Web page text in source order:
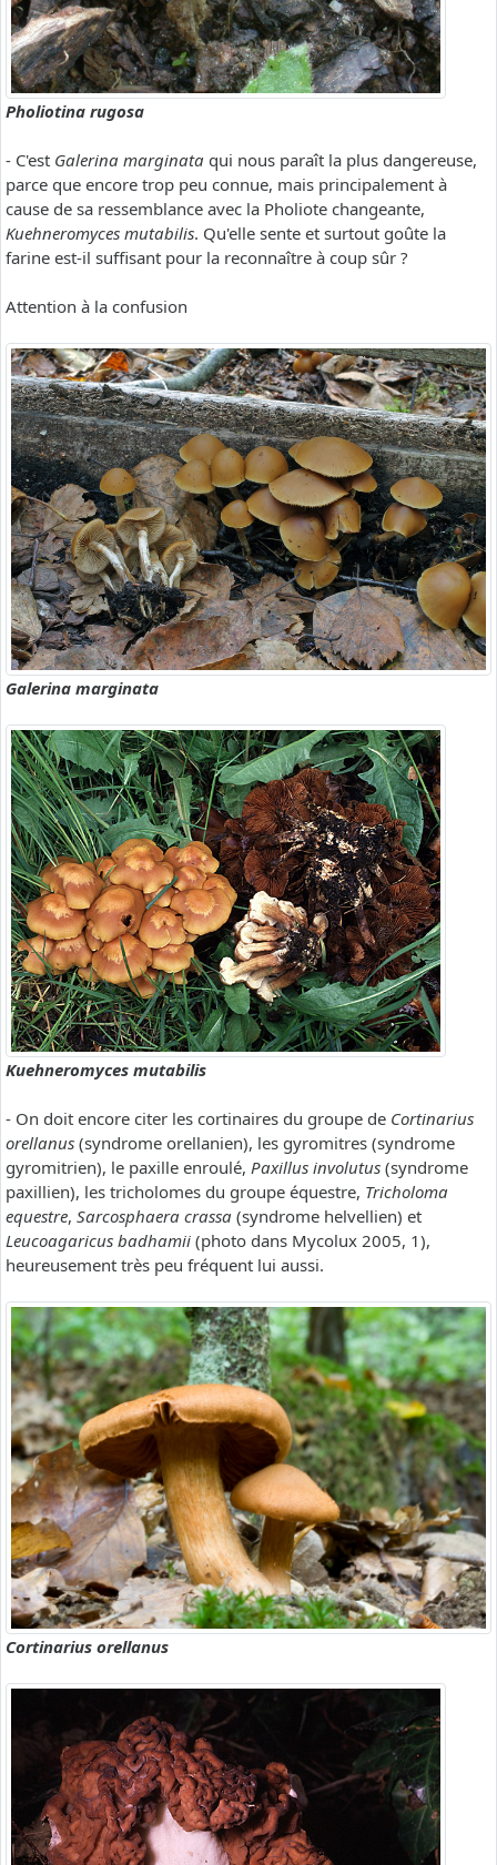
Pholiotina rugosa
- C'est Galerina marginata qui nous paraît la plus dangereuse,
parce que encore trop peu connue, mais principalement à
cause de sa ressemblance avec la Pholiote changeante,
Kuehneromyces mutabilis. Qu'elle sente et surtout goûte la
farine est-il suffisant pour la reconnaître à coup sûr ?
Attention à la confusion
Galerina marginata
Kuehneromyces mutabilis
- On doit encore citer les cortinaires du groupe de Cortinarius
orellanus (syndrome orellanien), les gyromitres (syndrome
gyromitrien), le paxille enroulé, Paxillus involutus (syndrome
paxillien), les tricholomes du groupe équestre, Tricholoma
equestre, Sarcosphaera crassa (syndrome helvellien) et
Leucoagaricus badhamii (photo dans Mycolux 2005, 1),
heureusement très peu fréquent lui aussi.
Cortinarius orellanus